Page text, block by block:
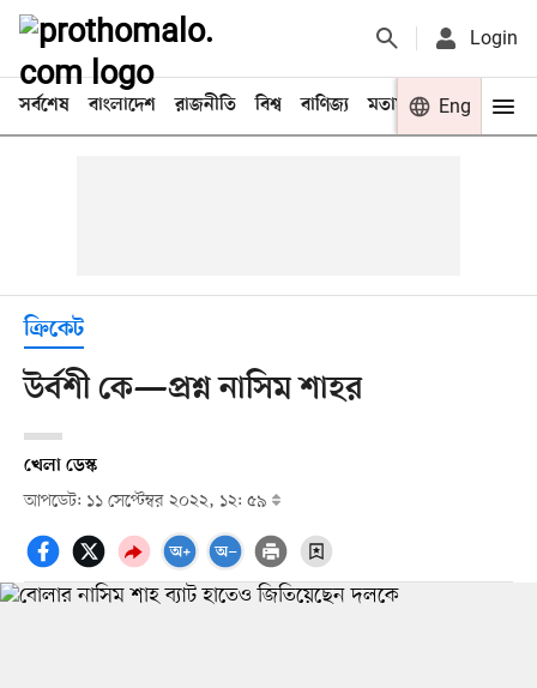
Login
সর্বশেষ বাংলাদেশ রাজনীতি বিশ্ব বাণিজ্য মতামত খেলা
Eng
ক্রিকেট
উর্বশী কে—প্রশ্ন নাসিম শাহর
খেলা ডেস্ক
আপডেট: ১১ সেপ্টেম্বর ২০২২, ১২: ৫৯